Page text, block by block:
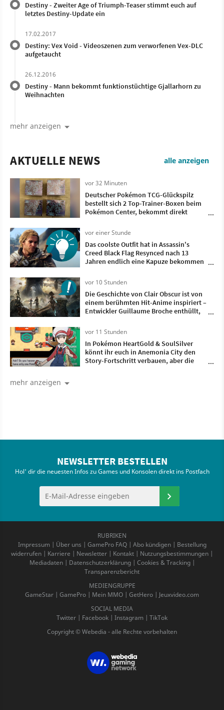
Destiny - Zweiter Age of Triumph-Teaser stimmt euch auf
letztes Destiny-Update ein
17.02.2017
Destiny: Vex Void - Videoszenen zum verworfenen Vex-DLC
aufgetaucht
26.12.2016
Destiny - Mann bekommt funktionstüchtige Gjallarhorn zu
Weihnachten
mehr anzeigen
AKTUELLE NEWS alle anzeigen
vor 32 Minuten
Deutscher Pokémon TCG-Glückspilz
bestellt sich 2 Top-Trainer-Boxen beim
Pokémon Center, bekommt direkt
vor einer Stunde
Das coolste Outfit hat in Assassin's
Creed Black Flag Resynced nach 13
Jahren endlich eine Kapuze bekommen
vor 10 Stunden
Die Geschichte von Clair Obscur ist von
einem berühmten Hit-Anime inspiriert –
Entwickler Guillaume Broche enthüllt,
vor 11 Stunden
In Pokémon HeartGold & SoulSilver
könnt ihr euch in Anemonia City den
Story-Fortschritt verbauen, aber die
mehr anzeigen
NEWSLETTER BESTELLEN
Hol' dir die neuesten Infos zu Games und Konsolen direkt ins Postfach
RUBRIKEN
Impressum| Über uns | GamePro FAQ| Abo kündigen| Bestellung
widerrufen | Karriere | Newsletter | Kontakt | Nutzungsbestimmungen |
Mediadaten| Datenschutzerklärung| Cookies & Tracking|
Transparenzbericht
MEDIENGRUPPE
GameStar | GamePro | Mein MMO | GetHero | Jeuxvideo.com
SOCIAL MEDIA
Twitter | Facebook | Instagram | TikTok
Copyright © Webedia - alle Rechte vorbehalten